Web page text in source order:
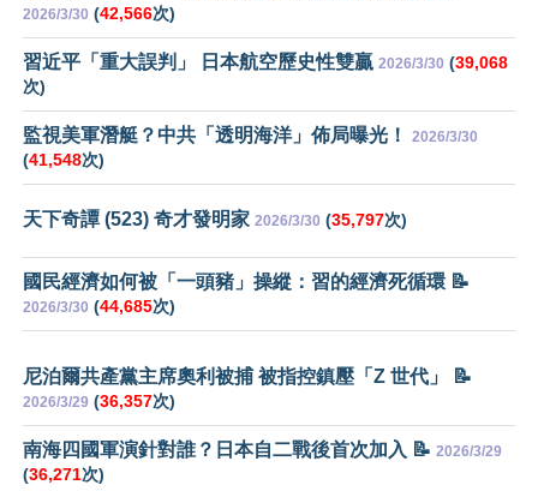
2026/3/30 (42,566次)
習近平「重大誤判」 日本航空歷史性雙贏 2026/3/30 (39,068
次)
監視美軍潛艇？中共「透明海洋」佈局曝光！ 2026/3/30
(41,548次)
天下奇譚 (523) 奇才發明家 2026/3/30 (35,797次)
國民經濟如何被「一頭豬」操縱：習的經濟死循環 📝
2026/3/30 (44,685次)
尼泊爾共產黨主席奧利被捕 被指控鎮壓「Z 世代」 📝
2026/3/29 (36,357次)
南海四國軍演針對誰？日本自二戰後首次加入 📝 2026/3/29
(36,271次)